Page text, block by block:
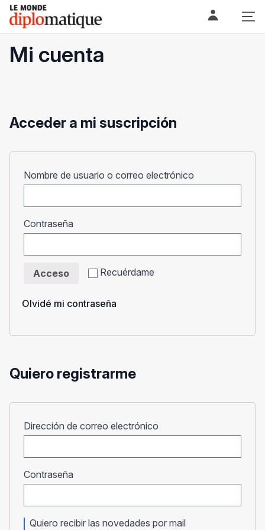
Skip
content
Le monde diplomatique
Mi cuenta
Acceder a mi suscripción
Nombre de usuario o correo electrónico
Contraseña
Recuérdame
Acceso
Olvidé mi contraseña
Quiero registrarme
Dirección de correo electrónico
Contraseña
Quiero recibir las novedades por mail